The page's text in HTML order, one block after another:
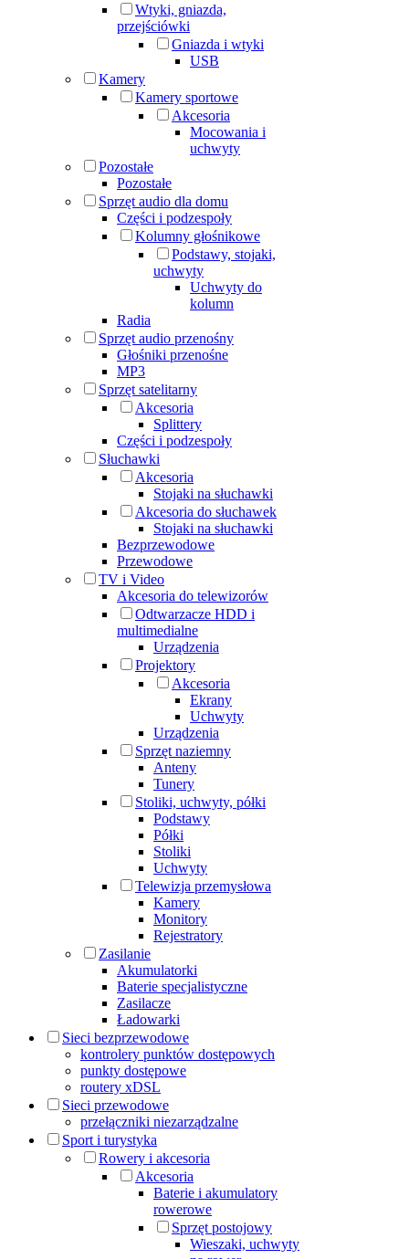
Wtyki, gniazda,
przejściówki
Gniazda i wtyki
USB
Kamery
Kamery sportowe
Akcesoria
Mocowania i
uchwyty
Pozostałe
Pozostałe
Sprzęt audio dla domu
Części i podzespoły
Kolumny głośnikowe
Podstawy, stojaki,
uchwyty
Uchwyty do
kolumn
Radia
Sprzęt audio przenośny
Głośniki przenośne
MP3
Sprzęt satelitarny
Akcesoria
Splittery
Części i podzespoły
Słuchawki
Akcesoria
Stojaki na słuchawki
Akcesoria do słuchawek
Stojaki na słuchawki
Bezprzewodowe
Przewodowe
TV i Video
Akcesoria do telewizorów
Odtwarzacze HDD i
multimedialne
Urządzenia
Projektory
Akcesoria
Ekrany
Uchwyty
Urządzenia
Sprzęt naziemny
Anteny
Tunery
Stoliki, uchwyty, półki
Podstawy
Półki
Stoliki
Uchwyty
Telewizja przemysłowa
Kamery
Monitory
Rejestratory
Zasilanie
Akumulatorki
Baterie specjalistyczne
Zasilacze
Ładowarki
Sieci bezprzewodowe
kontrolery punktów dostępowych
punkty dostępowe
routery xDSL
Sieci przewodowe
przełączniki niezarządzalne
Sport i turystyka
Rowery i akcesoria
Akcesoria
Baterie i akumulatory
rowerowe
Sprzęt postojowy
Wieszaki, uchwyty